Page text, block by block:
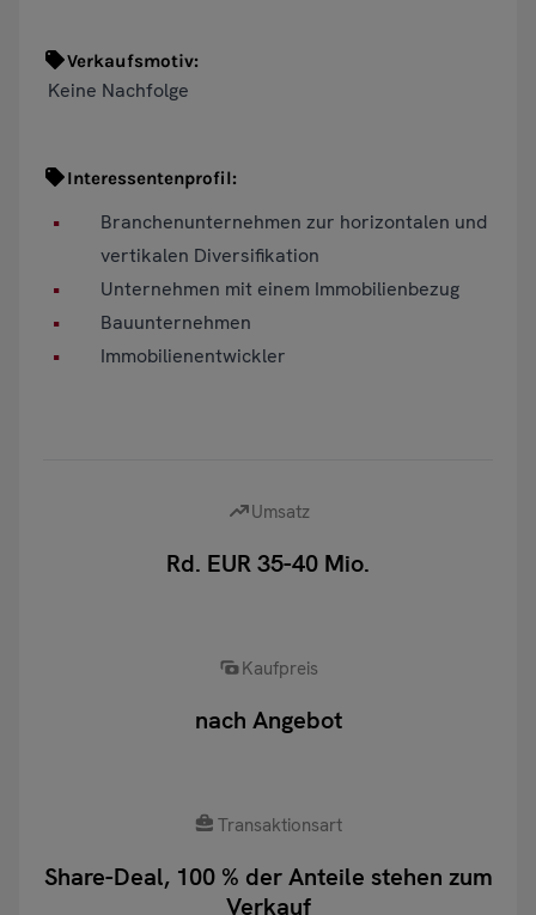
Verkaufsmotiv:
Keine Nachfolge
Interessentenprofil:
Branchenunternehmen zur horizontalen und
vertikalen Diversifikation
Unternehmen mit einem Immobilienbezug
Bauunternehmen
Immobilienentwickler
Umsatz
Rd. EUR 35-40 Mio.
Kaufpreis
nach Angebot
Transaktionsart
Share-Deal, 100 % der Anteile stehen zum
Verkauf